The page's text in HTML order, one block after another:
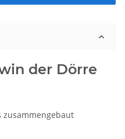
der Dörre